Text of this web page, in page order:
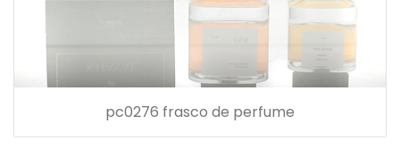
pc0276 frasco de perfume